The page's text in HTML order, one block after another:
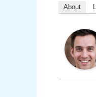
About